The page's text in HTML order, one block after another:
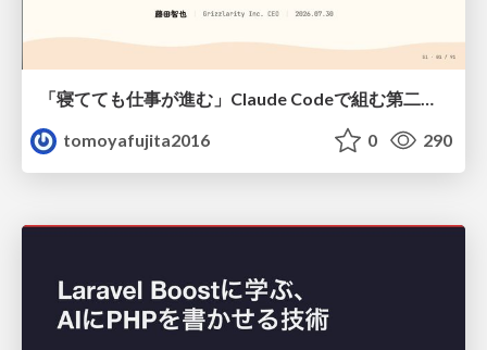
「寝てても仕事が進む」Claude Codeで組む第二の脳
tomoyafujita2016
0 290